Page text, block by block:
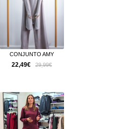
CONJUNTO AMY
22,49€ 29,99€